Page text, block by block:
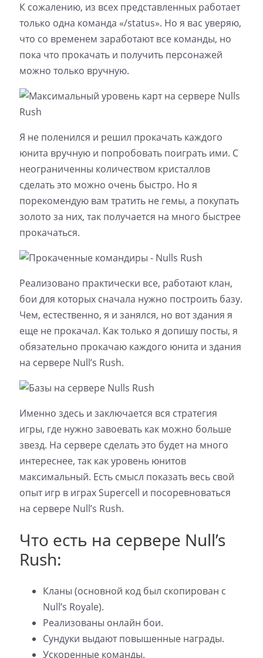
К сожалению, из всех представленных работает
только одна команда «/status». Но я вас уверяю,
что со временем заработают все команды, но
пока что прокачать и получить персонажей
можно только вручную.
Я не поленился и решил прокачать каждого
юнита вручную и попробовать поиграть ими. С
неограниченны количеством кристаллов
сделать это можно очень быстро. Но я
порекомендую вам тратить не гемы, а покупать
золото за них, так получается на много быстрее
прокачаться.
Реализовано практически все, работают клан,
бои для которых сначала нужно построить базу.
Чем, естественно, я и занялся, но вот здания я
еще не прокачал. Как только я допишу посты, я
обязательно прокачаю каждого юнита и здания
на сервере Null’s Rush.
Именно здесь и заключается вся стратегия
игры, где нужно завоевать как можно больше
звезд. На сервере сделать это будет на много
интереснее, так как уровень юнитов
максимальный. Есть смысл показать весь свой
опыт игр в играх Supercell и посоревноваться
на сервере Null’s Rush.
Что есть на сервере Null’s
Rush:
Кланы (основной код был скопирован с
Null’s Royale).
Реализованы онлайн бои.
Сундуки выдают повышенные награды.
Ускоренные команды.